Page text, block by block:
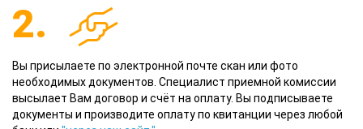
2.
Вы присылаете по электронной почте скан или фото
необходимых документов. Специалист приемной комиссии
высылает Вам договор и счёт на оплату. Вы подписываете
документы и производите оплату по квитанции через любой